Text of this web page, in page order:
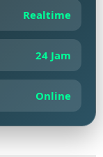
Realtime
24 Jam
Online